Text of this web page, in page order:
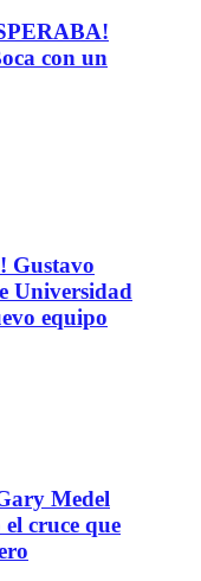
con un
Gustavo
Universidad
equipo
Medel
cruce que